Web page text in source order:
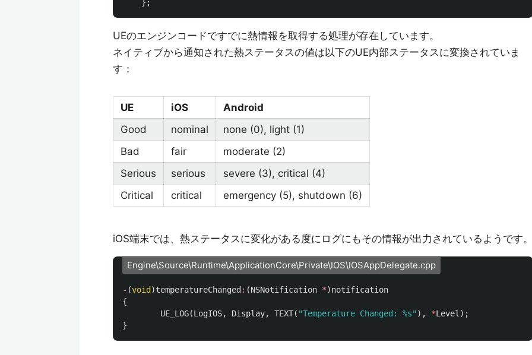
};
UEのエンジンコードですでに熱情報を取得する処理が存在しています。
ネイティブから通知された熱ステータスの値は以下のUE内部ステータスに変換されていま
す：
UE iOS
Android
Good
nominal
none (0), light (1)
Bad
fair
moderate (2)
Serious
serious
severe (3), critical (4)
Critical
critical emergency (5), shutdown (6)
iOS端末では、熱ステータスに変化がある度にログにもその情報が出力されているようです
Engine\Source\Runtime\ApplicationCore\Private\IOS\IOSAppDelegate.cpp
- (void )temperatureChanged : (NSNotification *)notification
{
UE_LOG(LogIOS, Display, TEXT( "Temperature Changed: %s" ), *Level );
}